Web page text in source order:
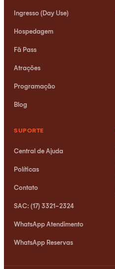
Ingresso (Day Use)
Hospedagem
Fã Pass
Atrações
Programação
Blog
SUPORTE
Central de Ajuda
Políticas
Contato
SAC: (17) 3321-2324
WhatsApp Atendimento
WhatsApp Reservas